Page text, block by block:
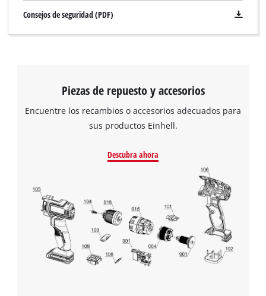
Consejos de seguridad (PDF)
Piezas de repuesto y accesorios
Encuentre los recambios o accesorios adecuados para
sus productos Einhell.
Descubra ahora